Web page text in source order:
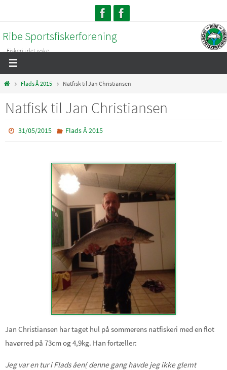
content
Ribe Sportsfiskerforening
– Fiskeri i det jyske...
HomeFlads Å 2015 Natfisk til Jan Christiansen
Natfisk til Jan Christiansen
31/05/2015 Flads Å 2015
Jan Christiansen har taget hul på sommerens natfiskeri med en flot
havørred på 73cm og 4,9kg. Han fortæller:
Jeg var en tur i Flads åen( denne gang havde jeg ikke glemt